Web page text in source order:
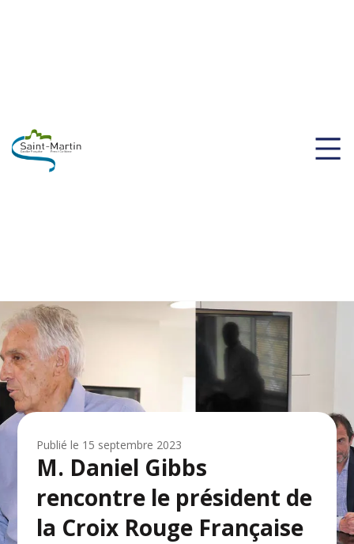
Publié le 15 septembre 2023
M. Daniel Gibbs
rencontre le président de
la Croix Rouge Française